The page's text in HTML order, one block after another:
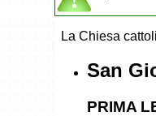
La Chiesa
San
PRIMA